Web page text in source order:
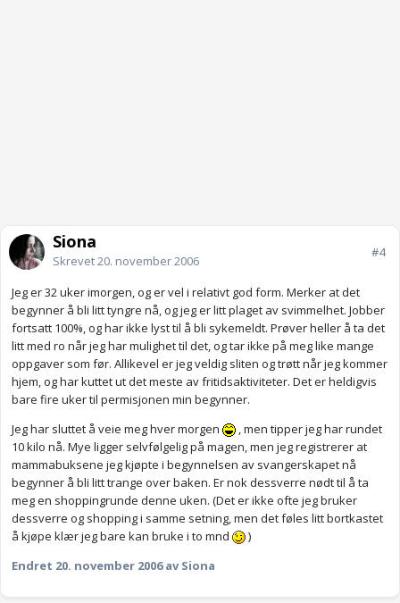
Siona
Skrevet20. november 2006
#4
Jeg er 32 uker imorgen, og er vel i relativt god form. Merker at det
begynner å bli litt tyngre nå, og jeg er litt plaget av svimmelhet. Jobber
fortsatt 100%, og har ikke lyst til å bli sykemeldt. Prøver heller å ta det
litt med ro når jeg har mulighet til det, og tar ikke på meg like mange
oppgaver som før. Allikevel er jeg veldig sliten og trøtt når jeg kommer
hjem, og har kuttet ut det meste av fritidsaktiviteter. Det er heldigvis
bare fire uker til permisjonen min begynner.
Jeg har sluttet å veie meg hver morgen
, men tipper jeg har rundet
10 kilo nå. Mye ligger selvfølgelig på magen, men jeg registrerer at
mammabuksene jeg kjøpte i begynnelsen av svangerskapet nå
begynner å bli litt trange over baken. Er nok dessverre nødt til å ta
meg en shoppingrunde denne uken. (Det er ikke ofte jeg bruker
dessverre og shopping i samme setning, men det føles litt bortkastet
å kjøpe klær jeg bare kan bruke i to mnd
)
Endret 20. november 2006av Siona